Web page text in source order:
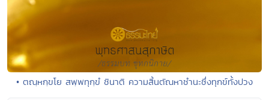
• ตณฺหกฺขโย สพฺพทุกฺขํ ชินาติ ความสิ้นตัณหาชำนะซึ่งทุกข์ทั้งปวง